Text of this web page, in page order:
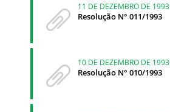
11 DE DEZEMBRO DE 1993
Resolução N° 011/1993
10 DE DEZEMBRO DE 1993
Resolução N° 010/1993